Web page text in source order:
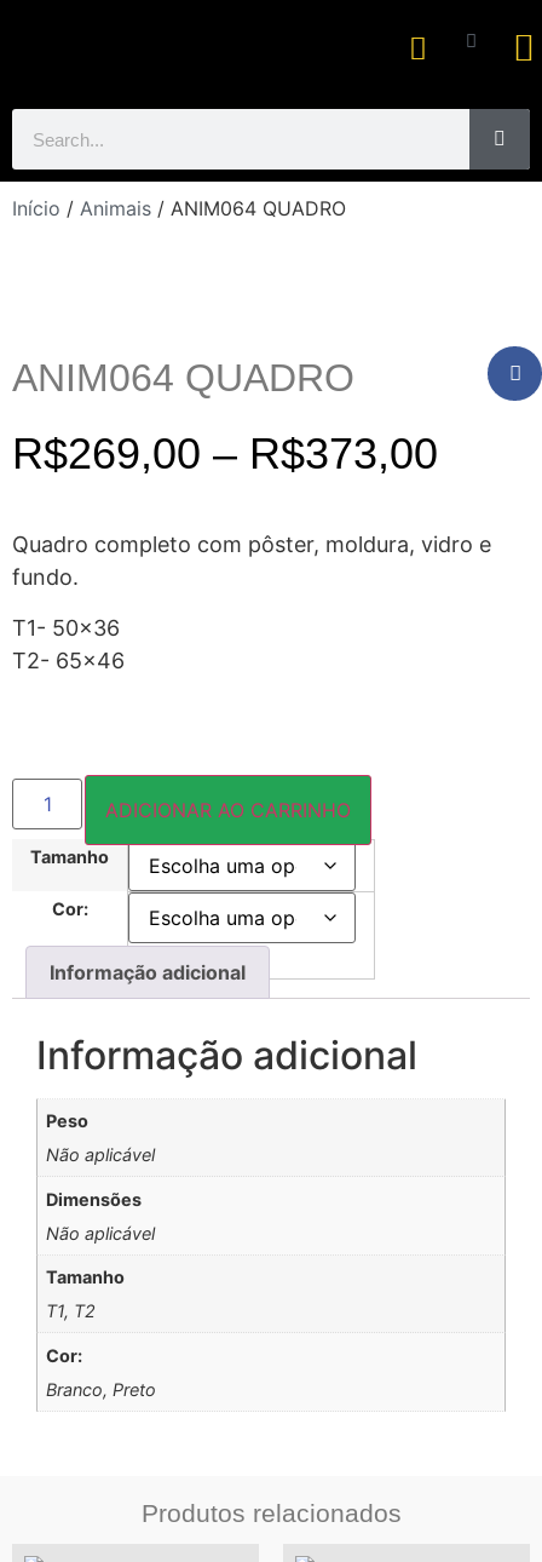
Início / Animais / ANIM064 QUADRO
ANIM064 QUADRO
R$269,00 – R$373,00
Quadro completo com pôster, moldura, vidro e
fundo.
T1- 50×36
T2- 65×46
Tamanho
Cor:
ADICIONAR AO CARRINHO
Informação adicional
Informação adicional
Peso
Não aplicável
Dimensões
Não aplicável
Tamanho
T1, T2
Cor:
Branco, Preto
Produtos relacionados